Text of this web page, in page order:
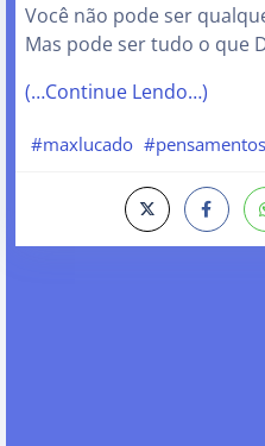
Você não pode ser
Mas pode ser tudo o que
(…Continue Lendo…)
#maxlucado #pensamentos